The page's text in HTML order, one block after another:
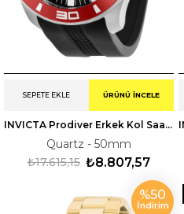
INVICTA Prodiver Erkek Kol Saati 235740
Quartz - 50mm
₺8.807,57
₺17.615,15
SEPETE EKLE ÜRÜNÜ İNCELE
%50
İndirim